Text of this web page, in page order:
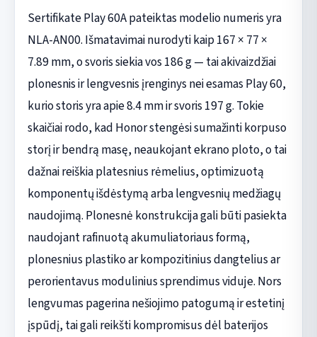
Sertifikate Play 60A pateiktas modelio numeris yra
NLA-AN00. Išmatavimai nurodyti kaip 167 × 77 ×
7.89 mm, o svoris siekia vos 186 g — tai akivaizdžiai
plonesnis ir lengvesnis įrenginys nei esamas Play 60,
kurio storis yra apie 8.4 mm ir svoris 197 g. Tokie
skaičiai rodo, kad Honor stengėsi sumažinti korpuso
storį ir bendrą masę, neaukojant ekrano ploto, o tai
dažnai reiškia platesnius rėmelius, optimizuotą
komponentų išdėstymą arba lengvesnių medžiagų
naudojimą. Plonesnė konstrukcija gali būti pasiekta
naudojant rafinuotą akumuliatoriaus formą,
plonesnius plastiko ar kompozitinius dangtelius ar
perorientavus modulinius sprendimus viduje. Nors
lengvumas pagerina nešiojimo patogumą ir estetinį
įspūdį, tai gali reikšti kompromisus dėl baterijos